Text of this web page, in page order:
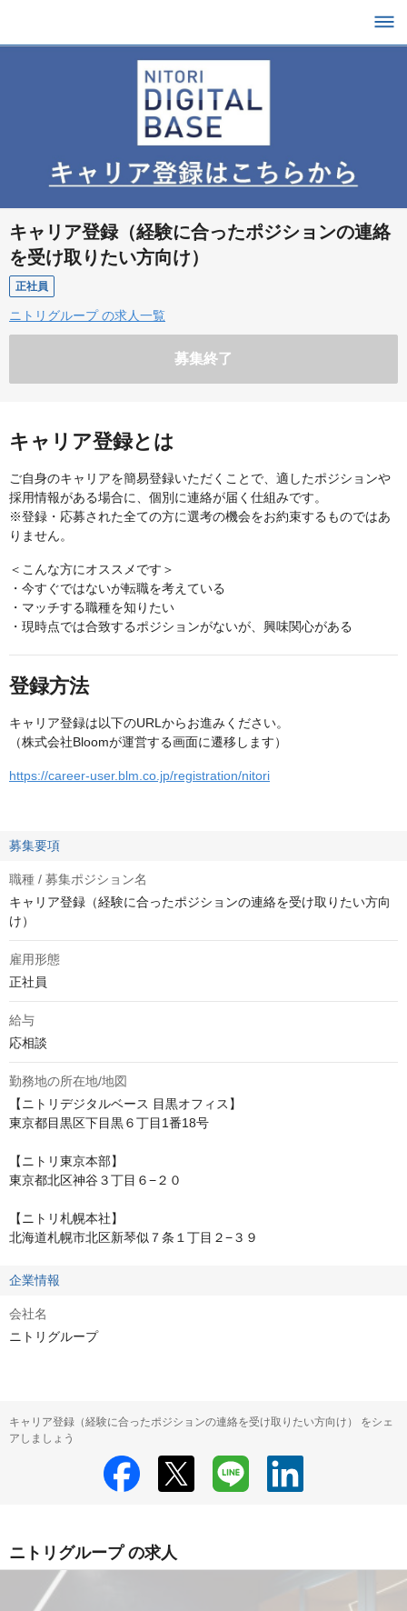
キャリア登録（経験に合ったポジションの連絡
を受け取りたい方向け）
正社員
ニトリグループ の求人一覧
募集終了
キャリア登録とは
ご自身のキャリアを簡易登録いただくことで、適したポジションや
採用情報がある場合に、個別に連絡が届く仕組みです。
※登録・応募された全ての方に選考の機会をお約束するものではあ
りません。
＜こんな方にオススメです＞
・今すぐではないが転職を考えている
・マッチする職種を知りたい
・現時点では合致するポジションがないが、興味関心がある
登録方法
キャリア登録は以下のURLからお進みください。
（株式会社Bloomが運営する画面に遷移します）
https://career-user.blm.co.jp/registration/nitori
募集要項
職種 / 募集ポジション名
キャリア登録（経験に合ったポジションの連絡を受け取りたい方向
け）
雇用形態
正社員
給与
応相談
勤務地の所在地/地図
【ニトリデジタルベース 目黒オフィス】
東京都目黒区下目黒６丁目1番18号
【ニトリ東京本部】
東京都北区神谷３丁目６−２０
【ニトリ札幌本社】
北海道札幌市北区新琴似７条１丁目２−３９
企業情報
会社名
ニトリグループ
キャリア登録（経験に合ったポジションの連絡を受け取りたい方向け） をシェ
アしましょう
ニトリグループ の求人